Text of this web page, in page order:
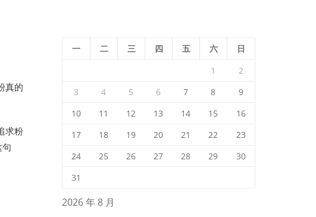
真的
求粉
2026 年 8 月
一 二 三 四 五 六
日
1
2
3
4 5 6 7 8
9
10
11 12 13 14 15
16
17
18 19 20 21 22
23
24
25 26 27 28 29
30
31